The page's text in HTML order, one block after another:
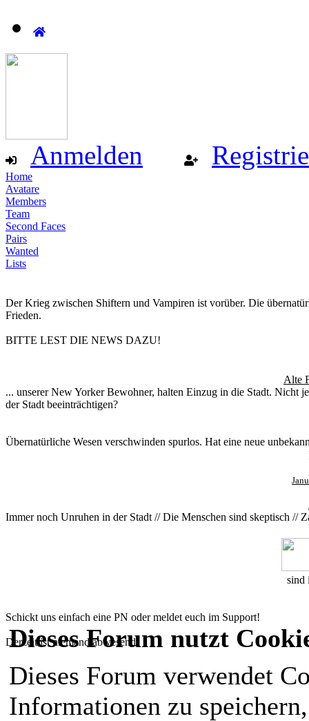
Anmelden
Home
Avatare
Members
Team
Second Faces
Pairs
Wanted
Lists
Der Krieg zwischen Shiftern und Vampiren ist vorüber. Die
Frieden.
BITTE LEST DIE NEWS DAZU!
Alte
... unserer New Yorker Bewohner, halten Einzug in die Stadt. Nicht
der Stadt beeinträchtigen?
Übernatürliche Wesen verschwinden spurlos. Hat eine neue
Immer noch Unruhen in der Stadt // Die Menschen sind skeptisch //
sind
Schickt uns einfach eine PN oder meldet euch im Support!
Derzeit ist niemand abwesend!
Dieses Forum nutzt
Dieses Forum verwendet
Informationen zu